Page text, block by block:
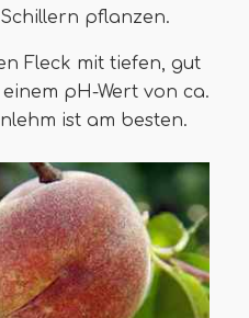
pflanzen.
Fleck mit tiefen, gut
pH-Wert von ca.
ist am besten.